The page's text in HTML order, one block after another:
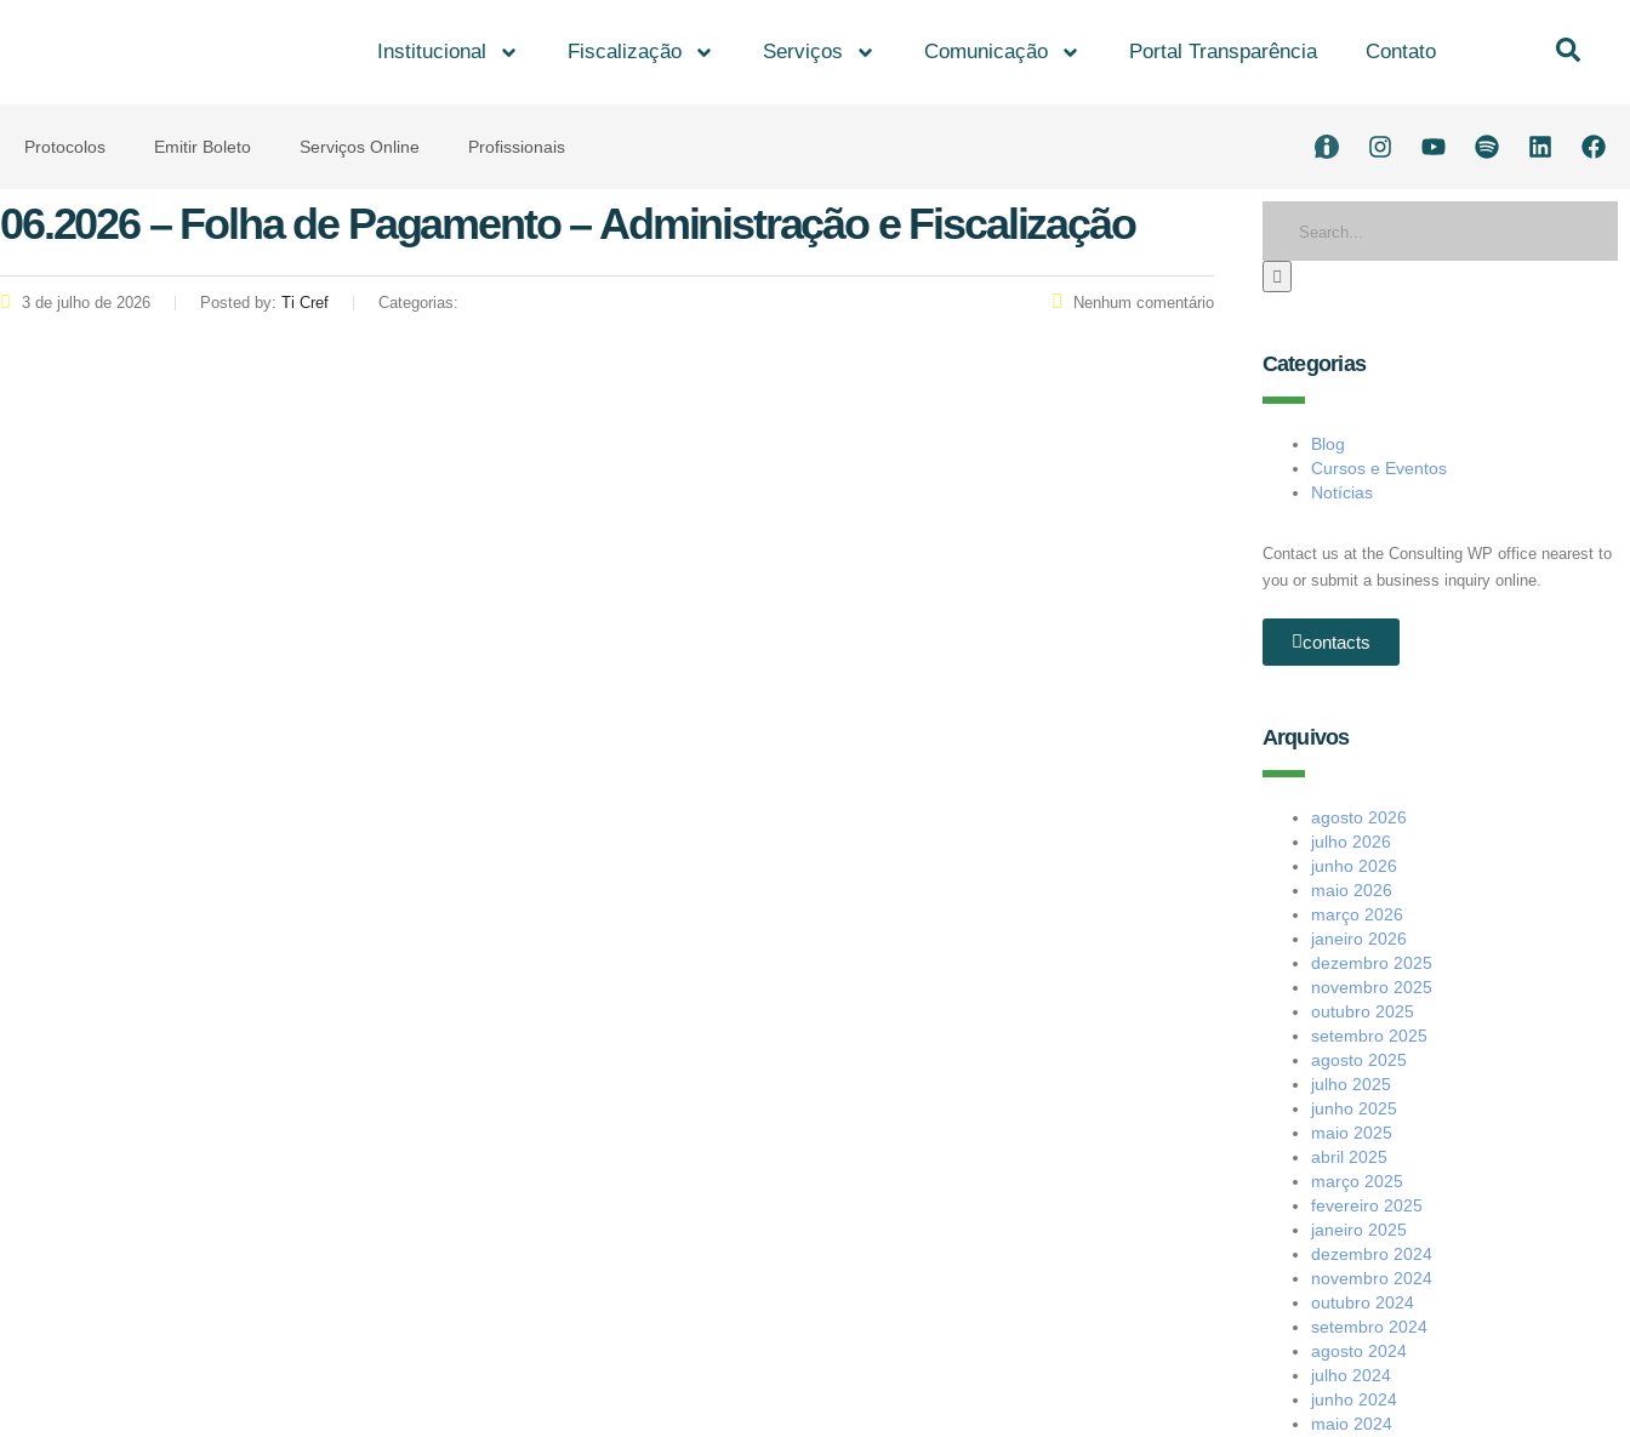
Institucional Fiscalização Serviços Comunicação Portal Transparência Contato
Protocolos Emitir Boleto Serviços Online Profissionais
06.2026 – Folha de Pagamento – Administração e Fiscalização
3 de julho de 2026 Posted by: Ti Cref Categorias: Nenhum comentário
Categorias
Blog
Cursos e Eventos
Notícias
Contact us at the Consulting WP office nearest to
you or submit a business inquiry online.
contacts
Arquivos
agosto 2026
julho 2026
junho 2026
maio 2026
março 2026
janeiro 2026
dezembro 2025
novembro 2025
outubro 2025
setembro 2025
agosto 2025
julho 2025
junho 2025
maio 2025
abril 2025
março 2025
fevereiro 2025
janeiro 2025
dezembro 2024
novembro 2024
outubro 2024
setembro 2024
agosto 2024
julho 2024
junho 2024
maio 2024